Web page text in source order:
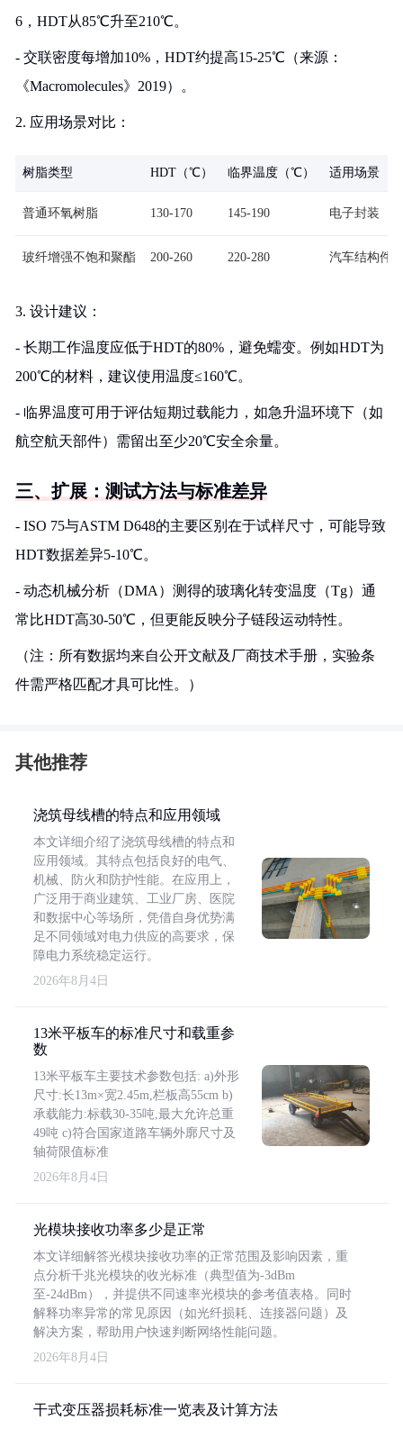
6，HDT从85℃升至210℃。
- 交联密度每增加10%，HDT约提高15-25℃（来源：
《Macromolecules》2019）。
2. 应用场景对比：
树脂类型 HDT（℃） 临界温度（℃） 适用场景
普通环氧树脂 130-170 145-190 电子封装
玻纤增强不饱和聚酯 200-260 220-280 汽车结构件
3. 设计建议：
- 长期工作温度应低于HDT的80%，避免蠕变。例如HDT为
200℃的材料，建议使用温度≤160℃。
- 临界温度可用于评估短期过载能力，如急升温环境下（如
航空航天部件）需留出至少20℃安全余量。
三、扩展：测试方法与标准差异
- ISO 75与ASTM D648的主要区别在于试样尺寸，可能导致
HDT数据差异5-10℃。
- 动态机械分析（DMA）测得的玻璃化转变温度（Tg）通
常比HDT高30-50℃，但更能反映分子链段运动特性。
（注：所有数据均来自公开文献及厂商技术手册，实验条
件需严格匹配才具可比性。）
其他推荐
浇筑母线槽的特点和应用领域
本文详细介绍了浇筑母线槽的特点和
应用领域。其特点包括良好的电气、
机械、防火和防护性能。在应用上，
广泛用于商业建筑、工业厂房、医院
和数据中心等场所，凭借自身优势满
足不同领域对电力供应的高要求，保
障电力系统稳定运行。
2026年8月4日
13米平板车的标准尺寸和载重参
数
13米平板车主要技术参数包括: a)外形
尺寸:长13m×宽2.45m,栏板高55cm b)
承载能力:标载30-35吨,最大允许总重
49吨 c)符合国家道路车辆外廓尺寸及
轴荷限值标准
2026年8月4日
光模块接收功率多少是正常
本文详细解答光模块接收功率的正常范围及影响因素，重
点分析千兆光模块的收光标准（典型值为-3dBm
至-24dBm），并提供不同速率光模块的参考值表格。同时
解释功率异常的常见原因（如光纤损耗、连接器问题）及
解决方案，帮助用户快速判断网络性能问题。
2026年8月4日
干式变压器损耗标准一览表及计算方法